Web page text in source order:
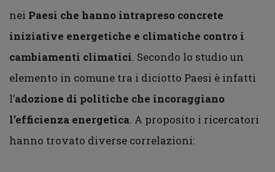
nei Paesi che hanno intrapreso concrete
iniziative energetiche e climatiche contro i
cambiamenti climatici. Secondo lo studio un
elemento in comune tra i diciotto Paesi è infatti
l’adozione di politiche che incoraggiano
l’efficienza energetica. A proposito i ricercatori
hanno trovato diverse correlazioni: